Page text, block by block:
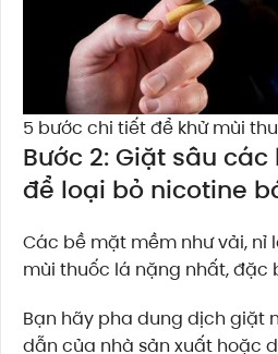
5 bước chi tiết để khử mùi
Bước 2: Giặt sâu
để loại bỏ nicotine
Các bề mặt mềm như vải, nỉ
mùi thuốc lá nặng nhất, đặc
Bạn hãy pha dung dịch giặt
dẫn của nhà sản xuất hoặc